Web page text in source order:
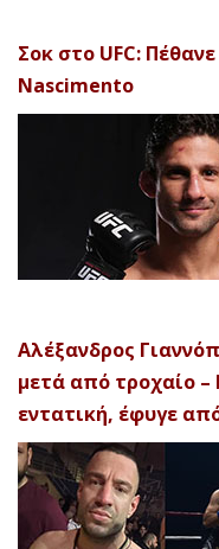
Σοκ στο UFC:
Nascimento
Αλέξανδρος
μετά από τροχαίο
εντατική, έφυγε